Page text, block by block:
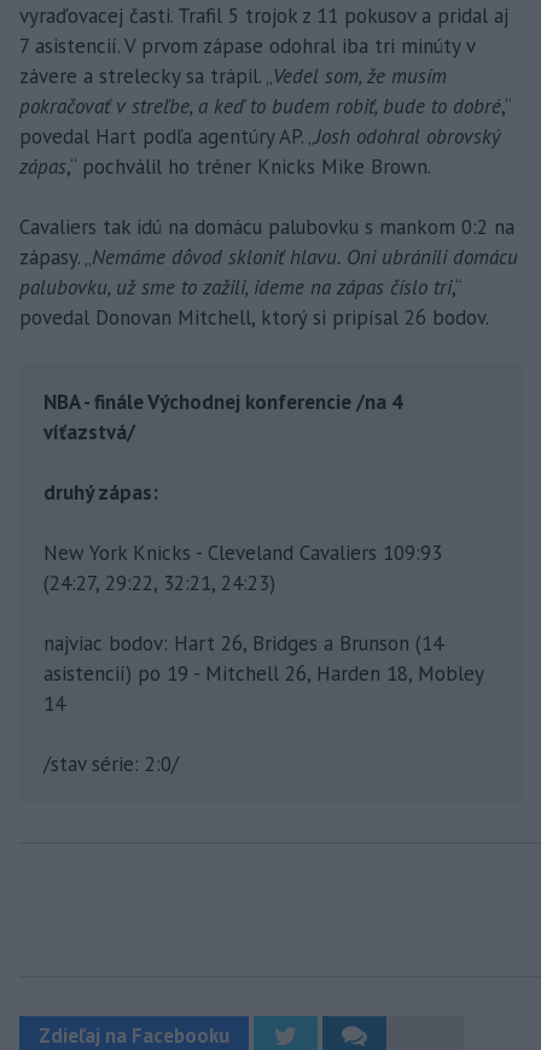
vyraďovacej časti. Trafil 5 trojok z 11 pokusov a pridal aj
7 asistencií. V prvom zápase odohral iba tri minúty v
závere a strelecky sa trápil. „Vedel som, že musím
pokračovať v streľbe, a keď to budem robiť, bude to dobré,“
povedal Hart podľa agentúry AP. „Josh odohral obrovský
zápas,“ pochválil ho tréner Knicks Mike Brown.
Cavaliers tak idú na domácu palubovku s mankom 0:2 na
zápasy. „Nemáme dôvod skloniť hlavu. Oni ubránili domácu
palubovku, už sme to zažili, ideme na zápas číslo tri,“
povedal Donovan Mitchell, ktorý si pripísal 26 bodov.
NBA - finále Východnej konferencie /na 4
víťazstvá/
druhý zápas:
New York Knicks - Cleveland Cavaliers 109:93
(24:27, 29:22, 32:21, 24:23)
najviac bodov: Hart 26, Bridges a Brunson (14
asistencií) po 19 - Mitchell 26, Harden 18, Mobley
14
/stav série: 2:0/
Zdieľaj na Facebooku